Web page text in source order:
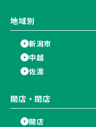
地域別
新潟市
中越
佐渡
開店・閉店
開店